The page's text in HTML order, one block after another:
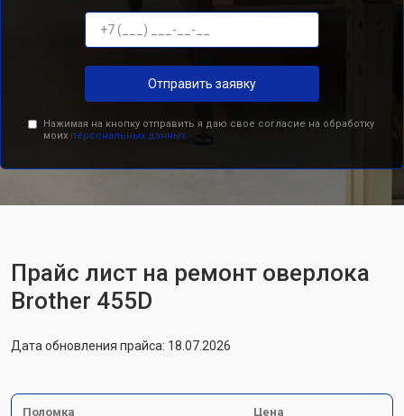
Отправить заявку
Нажимая на кнопку отправить я даю свое согласие на обработку
моих персональных данных.
Прайс лист на ремонт оверлока
Brother 455D
Дата обновления прайса: 18.07.2026
Поломка Цена